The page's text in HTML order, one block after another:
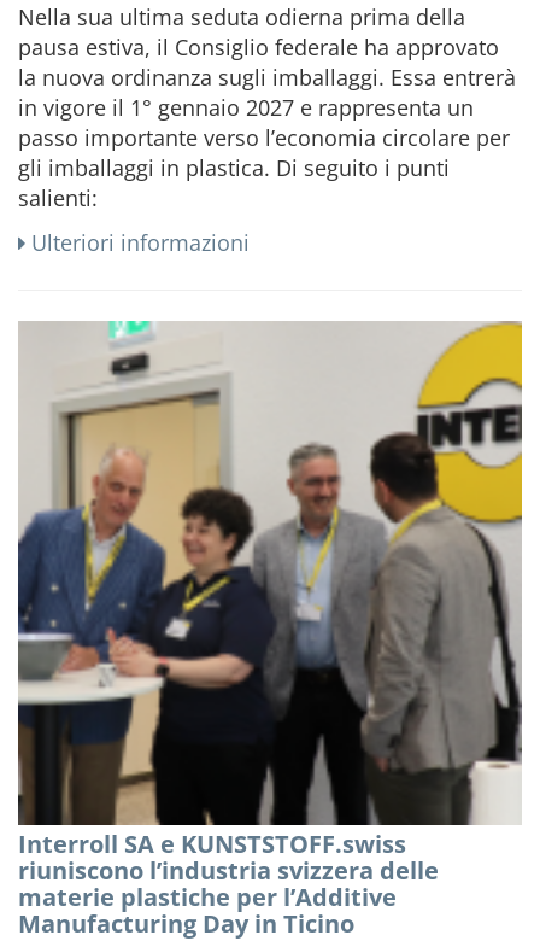
Nella sua ultima seduta odierna prima della
pausa estiva, il Consiglio federale ha approvato
la nuova ordinanza sugli imballaggi. Essa entrerà
in vigore il 1° gennaio 2027 e rappresenta un
passo importante verso l’economia circolare per
gli imballaggi in plastica. Di seguito i punti
salienti:
Ulteriori informazioni
Interroll SA e KUNSTSTOFF.swiss
riuniscono l’industria svizzera delle
materie plastiche per l’Additive
Manufacturing Day in Ticino